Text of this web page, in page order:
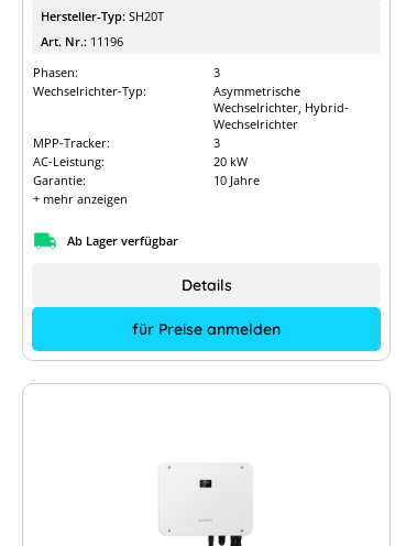
Hersteller-Typ: SH20T
Art. Nr.: 11196
Phasen:
3
Wechselrichter-Typ:
Asymmetrische
Wechselrichter, Hybrid-
Wechselrichter
MPP-Tracker:
3
AC-Leistung:
20 kW
Garantie:
10 Jahre
+ mehr anzeigen
Ab Lager verfügbar
für Preise anmelden
Details